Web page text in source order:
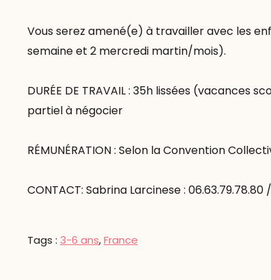
Vous serez amené(e) à travailler avec les
semaine et 2 mercredi martin/mois).
DURÉE DE TRAVAIL : 35h lissées (vacances
partiel à négocier
RÉMUNÉRATION : Selon la Convention
CONTACT: Sabrina Larcinese : 06.63.79.78.80 /
Tags : 3-6 ans,France